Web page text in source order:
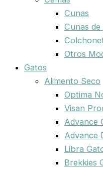
Cunas
Cunas
Otros
Gatos
Alimento Seco
Optima
Visan
Advance
Advance
Libra
Brekkies